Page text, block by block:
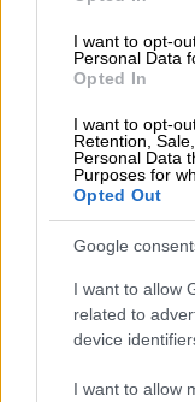
I want to opt-
Personal Data
Opted In
I want to opt-
Retention,
Personal Data
Purposes for
Opted Out
Google
I want to allow
related to
device
I want to allow
άλλοι όχι. Το
υπάρχει ένα
ξέρουν και
πεθαίνουν
αυτόν τον
τη λύτρωσή
χαρακτήρες
Κάποια
θα τα